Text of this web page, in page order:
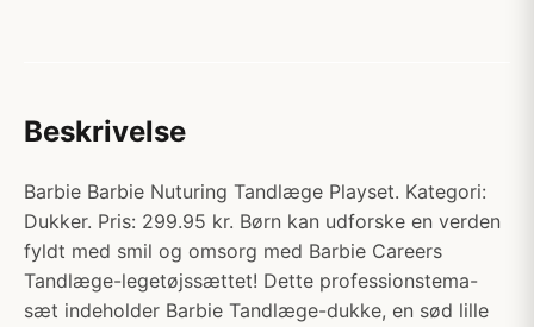
Beskrivelse
Barbie Barbie Nuturing Tandlæge Playset. Kategori:
Dukker. Pris: 299.95 kr. Børn kan udforske en verden
fyldt med smil og omsorg med Barbie Careers
Tandlæge-legetøjssættet! Dette professionstema-
sæt indeholder Barbie Tandlæge-dukke, en sød lille